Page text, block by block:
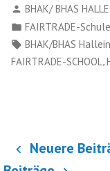
Fairtrade-
Rosen“
Verfasst
von
BHAK/ BHAS
Veröffentlicht
in
FAIRTRADE-Schule
Schlagwörter:
BHAK/BHAS Hallein
FAIRTRADE-SCHOOL
Neuere